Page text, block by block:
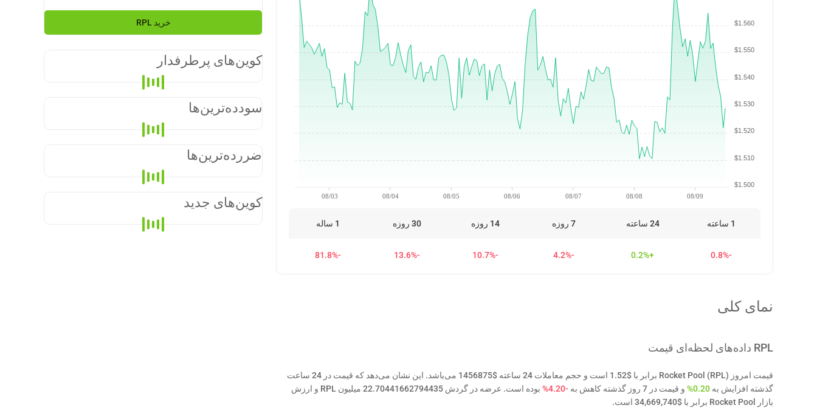
08/03 08/04 08/05 08/06 08/07 08/08 08/09
$1.500
$1.510
$1.520
$1.530
$1.540
$1.550
$1.560
1 ساعته 24 ساعته 7 روزه 14 روزه 30 روزه 1 ساله
-0.8%
+0.2%
-4.2%
-10.7%
-13.6%
-81.8%
نمای کلی
RPL داده‌های لحظه‌ای قیمت
قیمت امروز Rocket Pool (RPL) برابر با $1.52 است و حجم معاملات 24 ساعته $1456875 می‌باشد. این نشان می‌دهد که قیمت در 24 ساعت
گذشته افزایش به 0.20% و قیمت در 7 روز گذشته کاهش به -4.20%
بوده است. عرضه در گردش 22.70441662794435 میلیون RPL و ارزش
بازار Rocket Pool برابر با $34,669,740 است.
خرید RPL
کوین‌های پرطرفدار
سودده‌ترین‌ها
ضررده‌ترین‌ها
کوین‌های جدید